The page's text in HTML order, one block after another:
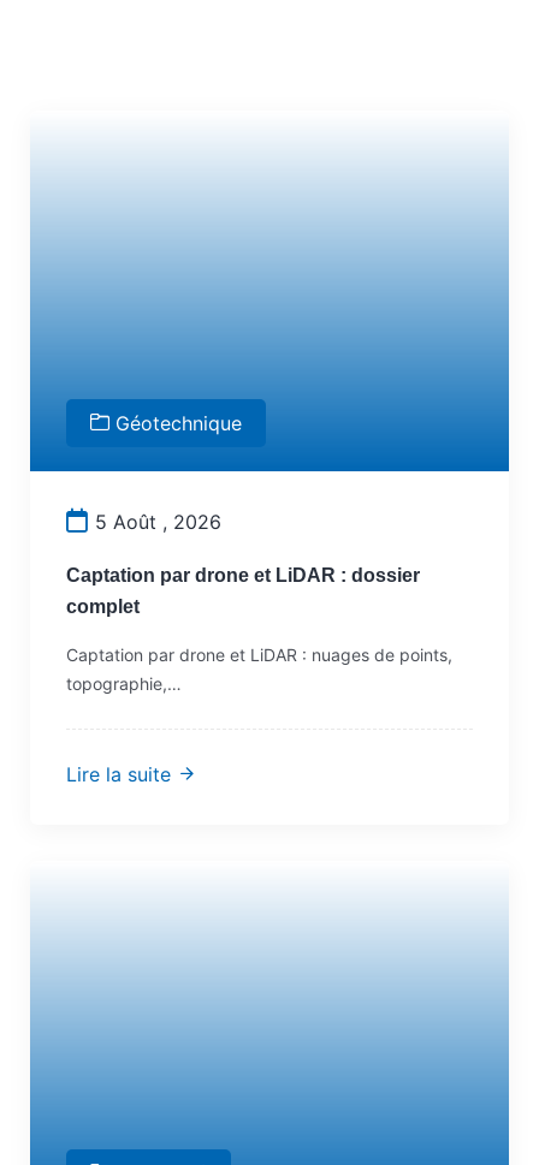
Géotechnique
5 Août , 2026
Captation par drone et LiDAR : dossier
complet
Captation par drone et LiDAR : nuages de points,
topographie,…
Lire la suite